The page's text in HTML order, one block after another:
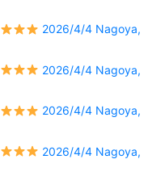
2026/4/4 Nagoya,
2026/4/4 Nagoya,
2026/4/4 Nagoya,
2026/4/4 Nagoya,